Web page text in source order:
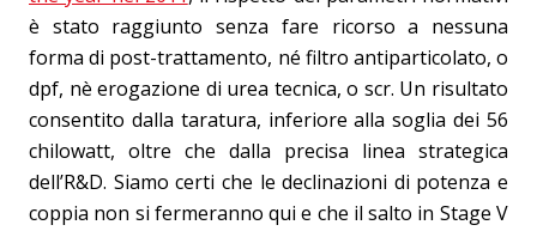
è stato raggiunto senza fare ricorso a nessuna
forma di post-trattamento, né filtro antiparticolato, o
dpf, nè erogazione di urea tecnica, o scr. Un risultato
consentito dalla taratura, inferiore alla soglia dei 56
chilowatt, oltre che dalla precisa linea strategica
dell’R&D. Siamo certi che le declinazioni di potenza e
coppia non si fermeranno qui e che il salto in Stage V